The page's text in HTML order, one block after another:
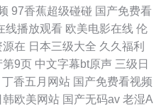
97香蕉超级碰碰 国产免费看
线播放观看 欧美电影在线 伦
源在 日本三级大全 久久福利
第9页 中文字幕bt原声 三级日
丁香五月网站 国产免费看视频
韩欧美网站 国产无码av 老湿A